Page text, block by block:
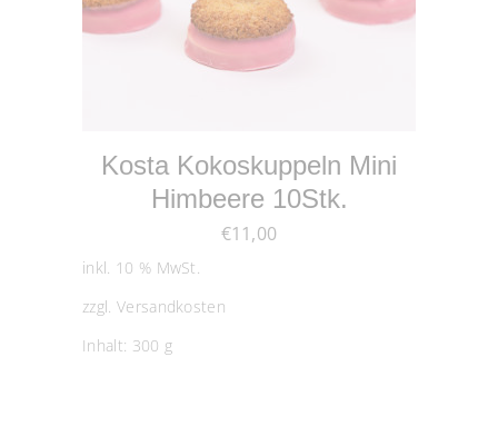
Kosta Kokoskuppeln Mini
Himbeere 10Stk.
€11,00
inkl. 10 % MwSt.
zzgl. Versandkosten
Inhalt: 300 g